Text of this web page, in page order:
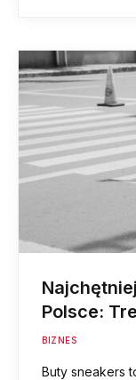
Polsce:
BIZNES
Buty sneakers